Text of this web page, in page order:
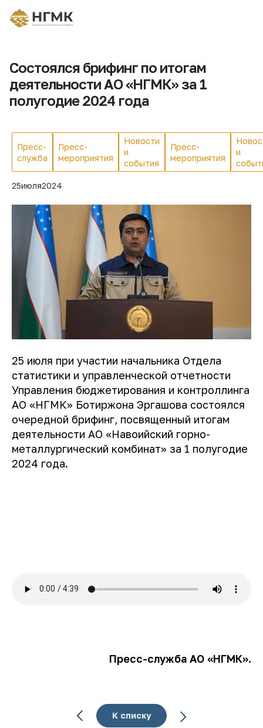
Состоялся брифинг по итогам
деятельности АО «НГМК» за 1
полугодие 2024 года
Пресс-
служба
Пресс-
мероприятия
Новости
и
события
Пресс-
мероприятия
и
25июля2024
25 июля при участии начальника Отдела
статистики и управленческой отчетности
Управления бюджетирования и контроллинга
АО «НГМК» Ботиржона Эргашова состоялся
очередной брифинг, посвященный итогам
деятельности АО «Навоийский горно-
металлургический комбинат» за 1 полугодие
2024 года.
Пресс-служба АО «НГМК».
К списку